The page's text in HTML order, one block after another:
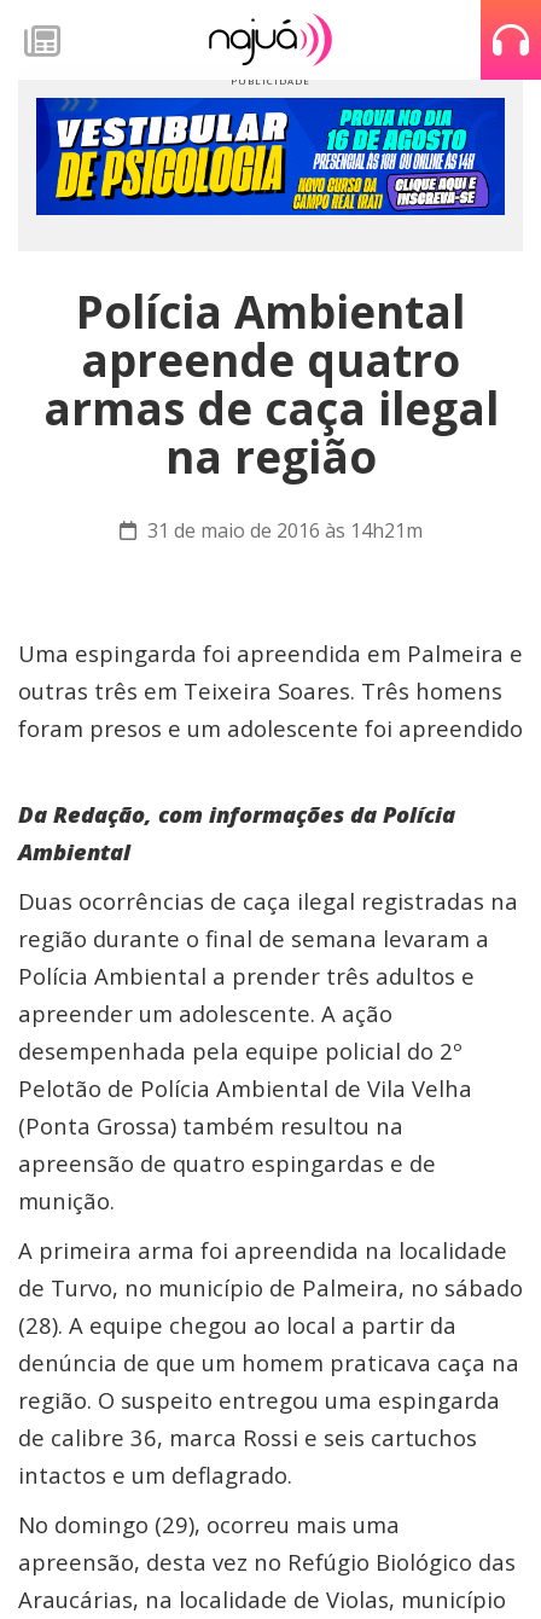
Polícia Ambiental
apreende quatro
armas de caça ilegal
na região
31 de maio de 2016 às 14h21m
Uma espingarda foi apreendida em Palmeira e
outras três em Teixeira Soares. Três homens
foram presos e um adolescente foi apreendido
Da Redação, com informações da Polícia
Ambiental
Duas ocorrências de caça ilegal registradas na
região durante o final de semana levaram a
Polícia Ambiental a prender três adultos e
apreender um adolescente. A ação
desempenhada pela equipe policial do 2º
Pelotão de Polícia Ambiental de Vila Velha
(Ponta Grossa) também resultou na
apreensão de quatro espingardas e de
munição.
A primeira arma foi apreendida na localidade
de Turvo, no município de Palmeira, no sábado
(28). A equipe chegou ao local a partir da
denúncia de que um homem praticava caça na
região. O suspeito entregou uma espingarda
de calibre 36, marca Rossi e seis cartuchos
intactos e um deflagrado.
No domingo (29), ocorreu mais uma
apreensão, desta vez no Refúgio Biológico das
Araucárias, na localidade de Violas, município